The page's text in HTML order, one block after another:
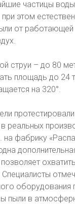
частицы
этом
от работающей
струи – до 80
площадь до 24
на 320°.
реальных
на фабрику
оборудования
пыли в